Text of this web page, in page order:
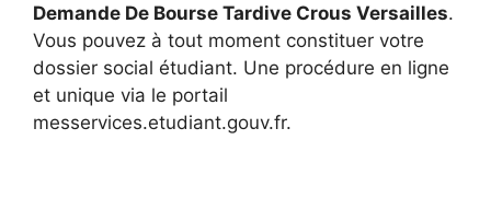
Demande De Bourse Tardive Crous Versailles.
Vous pouvez à tout moment constituer votre
dossier social étudiant. Une procédure en ligne
et unique via le portail
messervices.etudiant.gouv.fr.